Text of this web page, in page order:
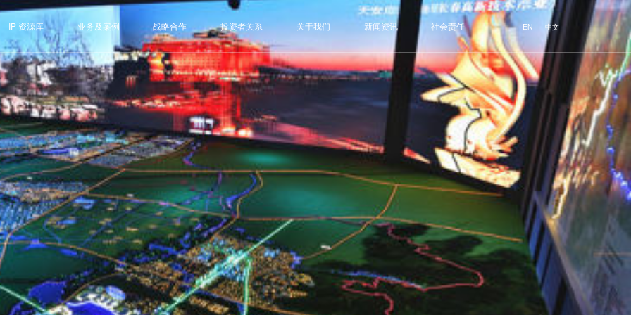
IP 资源库 业务及案例 战略合作 投资者关系 关于我们 新闻资讯 社会责任 EN | 中文